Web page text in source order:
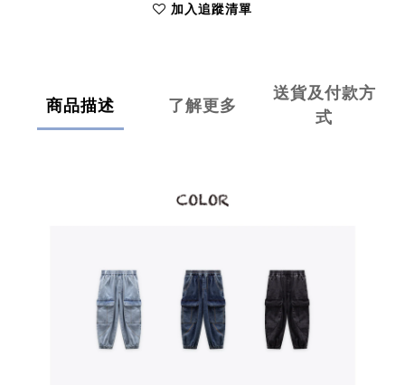
加入追蹤清單
商品描述 了解更多
送貨及付款方
式